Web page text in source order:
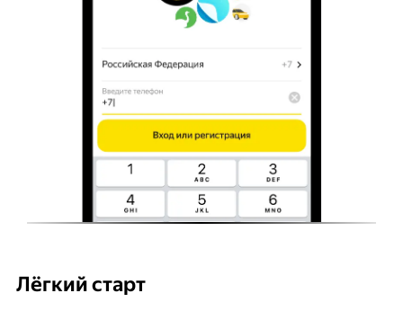
Лёгкий старт